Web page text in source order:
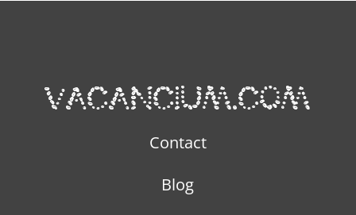
Contact
Blog